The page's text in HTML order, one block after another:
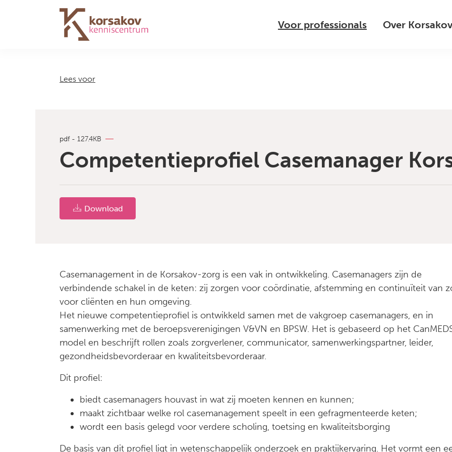
Navigation Voor professionals Over Korsakov
Lees voor
pdf - 127.4KB
Competentieprofiel Casemanager
Download
Casemanagement in de Korsakov-zorg is een vak in ontwikkeling. Casemanagers zijn de
verbindende schakel in de keten: zij zorgen voor coördinatie, afstemming en continuïteit van
voor cliënten en hun omgeving.
Het nieuwe competentieprofiel is ontwikkeld samen met de vakgroep casemanagers, en in
samenwerking met de beroepsverenigingen V&VN en BPSW. Het is gebaseerd op het
model en beschrijft rollen zoals zorgverlener, communicator, samenwerkingspartner, leider,
gezondheidsbevorderaar en kwaliteitsbevorderaar.
Dit profiel:
biedt casemanagers houvast in wat zij moeten kennen en kunnen;
maakt zichtbaar welke rol casemanagement speelt in een gefragmenteerde keten;
wordt een basis gelegd voor verdere scholing, toetsing en kwaliteitsborging
De basis van dit profiel ligt in wetenschappelijk onderzoek en praktijkervaring. Het vormt een